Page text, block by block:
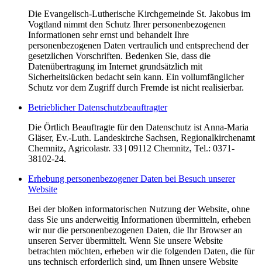
Die Evangelisch-Lutherische Kirchgemeinde St. Jakobus im
Vogtland nimmt den Schutz Ihrer personenbezogenen
Informationen sehr ernst und behandelt Ihre
personenbezogenen Daten vertraulich und entsprechend der
gesetzlichen Vorschriften. Bedenken Sie, dass die
Datenübertragung im Internet grundsätzlich mit
Sicherheitslücken bedacht sein kann. Ein vollumfänglicher
Schutz vor dem Zugriff durch Fremde ist nicht realisierbar.
Betrieblicher Datenschutzbeauftragter
Die Örtlich Beauftragte für den Datenschutz ist Anna-Maria
Gläser, Ev.-Luth. Landeskirche Sachsen, Regionalkirchenamt
Chemnitz, Agricolastr. 33 | 09112 Chemnitz, Tel.: 0371-
38102-24.
Erhebung personenbezogener Daten bei Besuch unserer
Website
Bei der bloßen informatorischen Nutzung der Website, ohne
dass Sie uns anderweitig Informationen übermitteln, erheben
wir nur die personenbezogenen Daten, die Ihr Browser an
unseren Server übermittelt. Wenn Sie unsere Website
betrachten möchten, erheben wir die folgenden Daten, die für
uns technisch erforderlich sind, um Ihnen unsere Website